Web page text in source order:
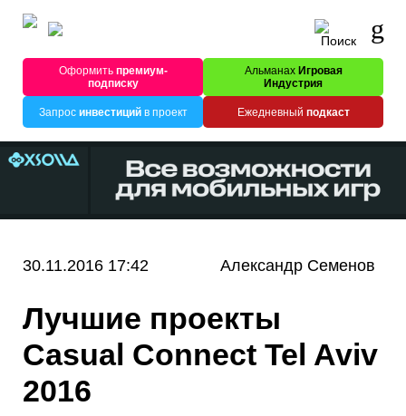
Оформитьпремиум-
подписку
Альманах Игровая
Индустрия
Запрос инвестицийв проект Ежедневный подкаст
30.11.2016 17:42 Александр Семенов
Лучшие проекты
Casual Connect Tel Aviv
2016